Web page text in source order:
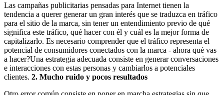
Las campañas publicitarias pensadas para Internet tienen la
tendencia a querer generar un gran interés que se traduzca en tráfico
para el sitio de la marca, sin tener un entendimiento previo de qué
significa este tráfico, qué hacer con él y cuál es la mejor forma de
capitalizarlo. Es necesario comprender que el tráfico representa el
potencial de consumidores conectados con la marca - ahora qué vas
a hacer?Una estrategia adecuada consiste en generar conversaciones
e interacciones con estas personas y cambiarlos a potenciales
clientes. 2. Mucho ruido y pocos resultados